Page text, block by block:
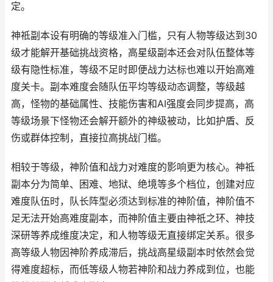
定。
神祗副本设有明确的等级准入门槛，只有人物等级达到30
级才能解开基础挑战资格，高星级副本还会对队伍整体等
级有隐性标准，等级不足时即便战力达标也难以开始高难
度关卡。副本难度会随队伍平均等级动态调整，等级越
高，怪物的基础属性、技能伤害和AI强度会同步提高，高
等级场景下怪物还会解开额外的神级被动，比如护盾、反
伤或群体控制，直接拉高挑战门槛。
相较于等级，神阶值和战力对难度的影响更为核心。神祗
副本分为简单、困难、地狱、绝境等多个档位，创建对应
难度队伍时，队长阵型必须达到标准的神阶值，神阶值不
足无法开始高难度副本，而神阶值主要由神祇之环、神技
深研等养成维度决定，和人物等级无直接绑定关系。很多
高等级人物因神阶养成滞后，挑战高星级副本时依然会觉
得难度超标，而低等级人物若神阶和战力养成到位，也能